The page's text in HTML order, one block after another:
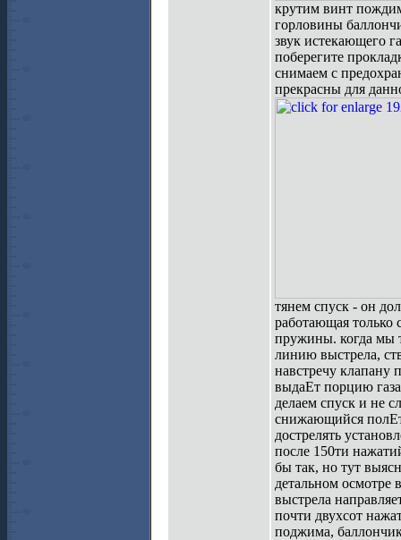
крутим винт
горловины
звук истекающего
поберегите
снимаем с
прекрасны для
тянем спуск - он
работающая только
пружины. когда мы
линию выстрела,
навстречу клапану
выдаЕт порцию
делаем спуск и не
снижающийся полЕт
дострелять
после 150ти
бы так, но тут
детальном осмотре
выстрела
почти двухсот
поджима,